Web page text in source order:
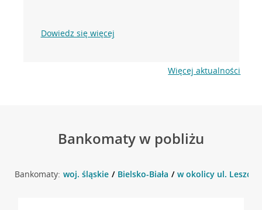
Dowiedz się więcej
Więcej aktualności
Bankomaty w pobliżu
Bankomaty: woj. śląskie Bielsko-Biała w okolicy ul.